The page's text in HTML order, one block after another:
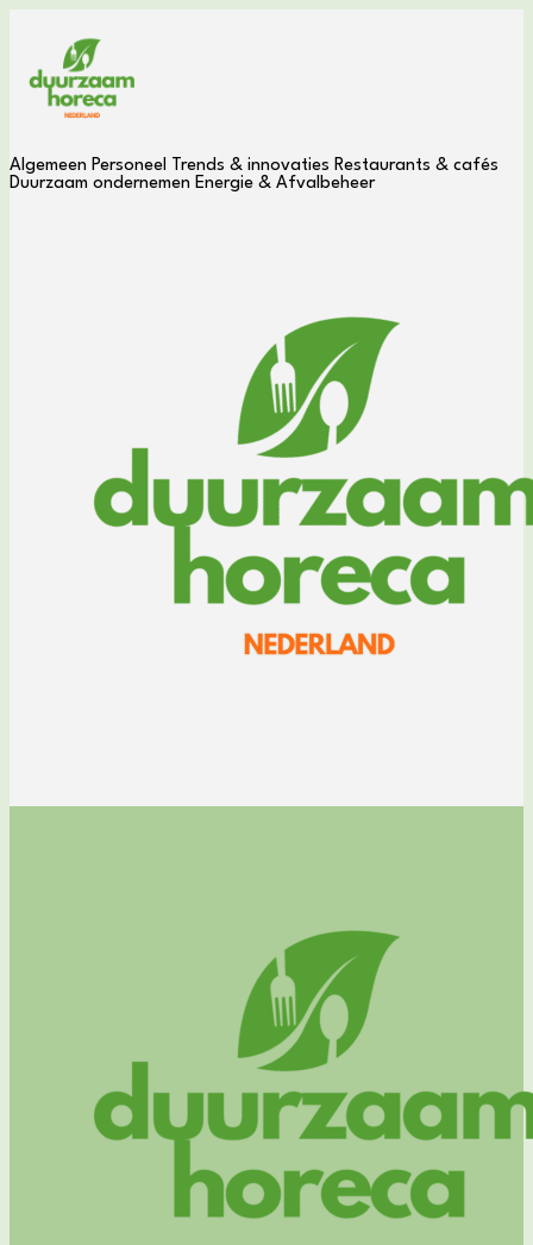
Algemeen Personeel Trends & innovaties Restaurants & cafés
Duurzaam ondernemen Energie & Afvalbeheer